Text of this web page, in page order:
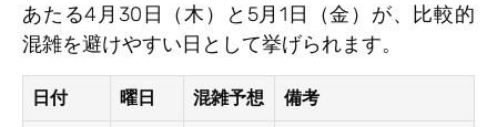
あたる4月30日（木）と5月1日（金）が、比較的
混雑を避けやすい日として挙げられます。
日付 曜日 混雑予想 備考